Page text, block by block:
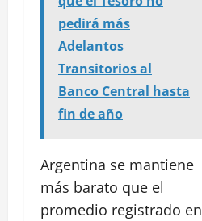
pedirá más
Adelantos
Transitorios al
Banco Central hasta
fin de año
Argentina se mantiene
más barato que el
promedio registrado en